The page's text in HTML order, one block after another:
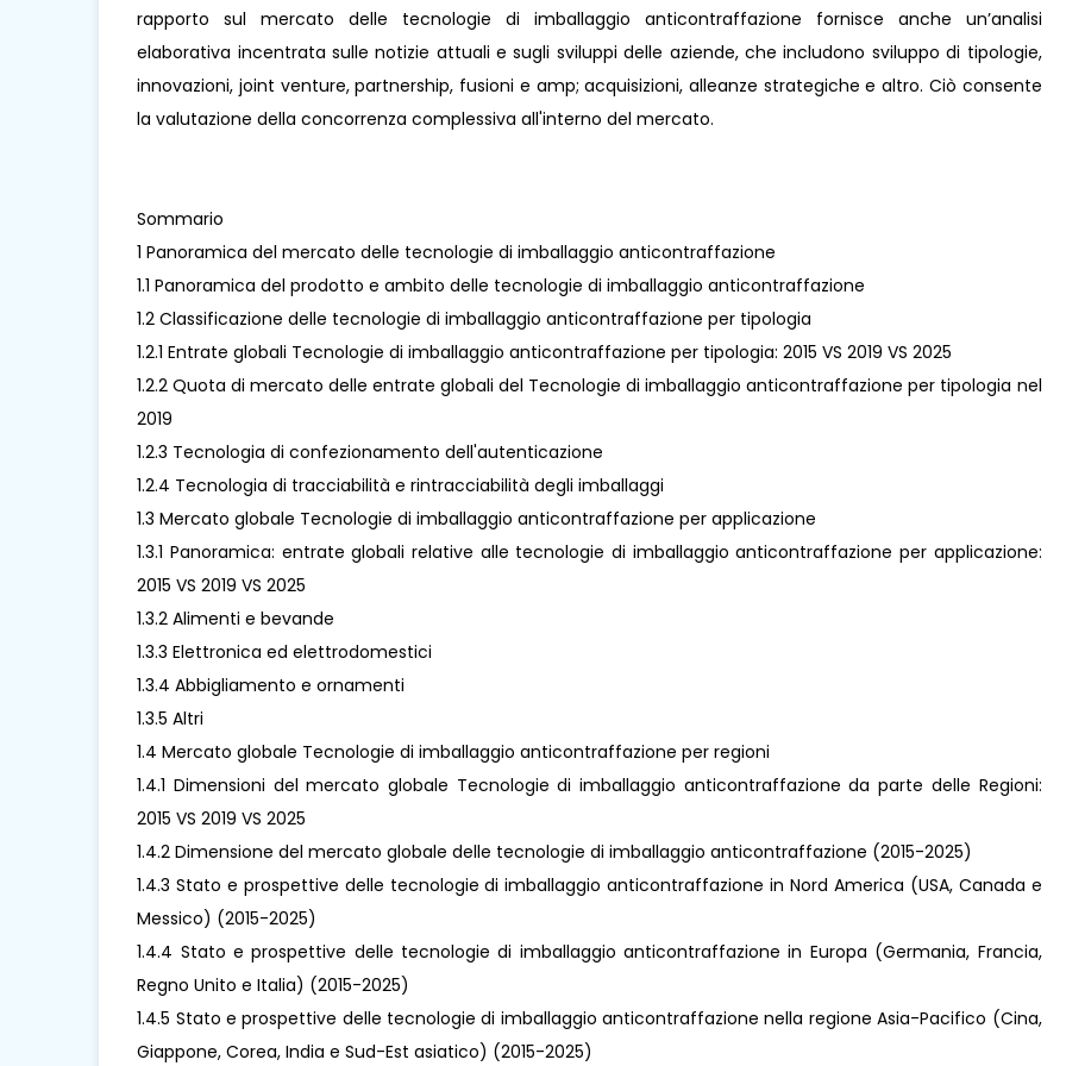
rapporto sul mercato delle tecnologie di imballaggio anticontraffazione fornisce anche un’analisi
elaborativa incentrata sulle notizie attuali e sugli sviluppi delle aziende, che includono sviluppo di tipologie,
innovazioni, joint venture, partnership, fusioni e amp; acquisizioni, alleanze strategiche e altro. Ciò consente
la valutazione della concorrenza complessiva all'interno del mercato.
Sommario
1 Panoramica del mercato delle tecnologie di imballaggio anticontraffazione
1.1 Panoramica del prodotto e ambito delle tecnologie di imballaggio anticontraffazione
1.2 Classificazione delle tecnologie di imballaggio anticontraffazione per tipologia
1.2.1 Entrate globali Tecnologie di imballaggio anticontraffazione per tipologia: 2015 VS 2019 VS 2025
1.2.2 Quota di mercato delle entrate globali del Tecnologie di imballaggio anticontraffazione per tipologia nel
2019
1.2.3 Tecnologia di confezionamento dell'autenticazione
1.2.4 Tecnologia di tracciabilità e rintracciabilità degli imballaggi
1.3 Mercato globale Tecnologie di imballaggio anticontraffazione per applicazione
1.3.1 Panoramica: entrate globali relative alle tecnologie di imballaggio anticontraffazione per applicazione:
2015 VS 2019 VS 2025
1.3.2 Alimenti e bevande
1.3.3 Elettronica ed elettrodomestici
1.3.4 Abbigliamento e ornamenti
1.3.5 Altri
1.4 Mercato globale Tecnologie di imballaggio anticontraffazione per regioni
1.4.1 Dimensioni del mercato globale Tecnologie di imballaggio anticontraffazione da parte delle Regioni:
2015 VS 2019 VS 2025
1.4.2 Dimensione del mercato globale delle tecnologie di imballaggio anticontraffazione (2015-2025)
1.4.3 Stato e prospettive delle tecnologie di imballaggio anticontraffazione in Nord America (USA, Canada e
Messico) (2015-2025)
1.4.4 Stato e prospettive delle tecnologie di imballaggio anticontraffazione in Europa (Germania, Francia,
Regno Unito e Italia) (2015-2025)
1.4.5 Stato e prospettive delle tecnologie di imballaggio anticontraffazione nella regione Asia-Pacifico (Cina,
Giappone, Corea, India e Sud-Est asiatico) (2015-2025)